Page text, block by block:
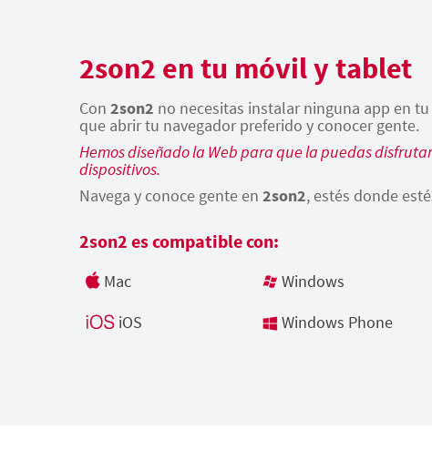
2son2 en tu móvil y tablet
Con 2son2 no necesitas instalar ninguna app en
que abrir tu navegador preferido y conocer gente.
Hemos diseñado la Web para que la puedas
dispositivos.
Navega y conoce gente en 2son2, estés donde
2son2 es compatible con:
Mac Windows
iOS
Windows Phone